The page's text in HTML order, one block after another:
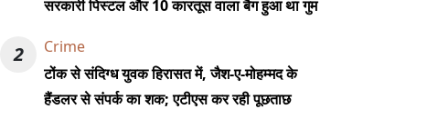
सरकारी पिस्टल और 10 कारतूस वाला बैग हुआ था गुम
2
Crime
टोंक से संदिग्ध युवक हिरासत में, जैश-ए-मोहम्मद के
हैंडलर से संपर्क का शक; एटीएस कर रही पूछताछ